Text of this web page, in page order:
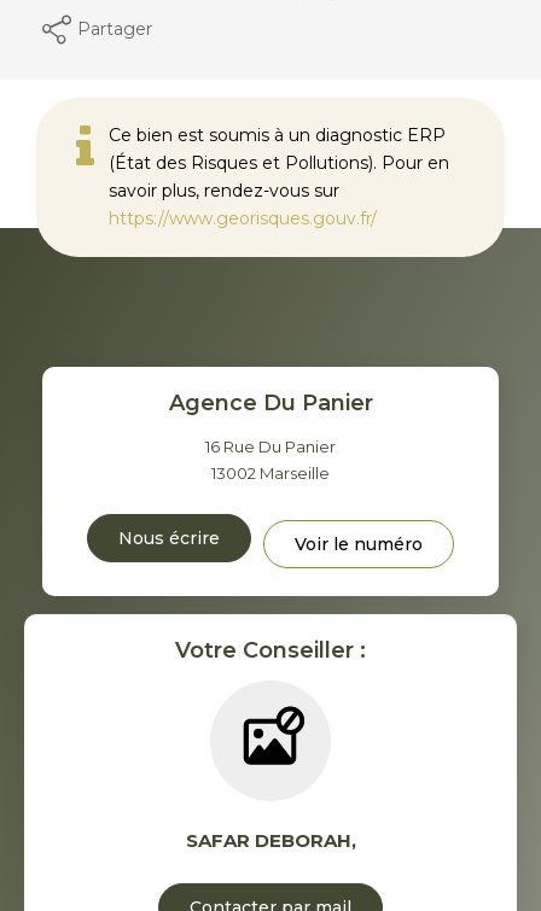
Partager
Ce bien est soumis à un diagnostic ERP
(État des Risques et Pollutions). Pour en
savoir plus, rendez-vous sur
https://www.georisques.gouv.fr/
Agence Du Panier
16 Rue Du Panier
13002 Marseille
Nous écrire Voir le numéro
Votre Conseiller :
SAFAR DEBORAH,